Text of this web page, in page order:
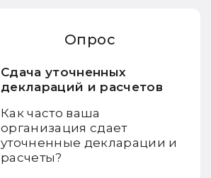
Опрос
Сдача уточненных
деклараций и расчетов
Как часто ваша
организация сдает
уточненные декларации и
расчеты?